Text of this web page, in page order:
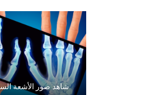
شاهد صور الأشعة